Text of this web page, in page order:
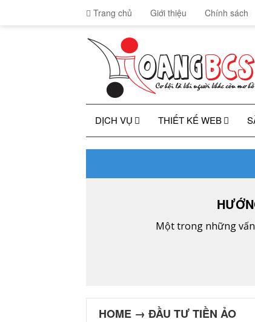
Trang chủ Giới thiệu Chính sách
DỊCH VỤ THIẾT KẾ WEB
Một trong những
HOME → ĐẦU TƯ TIỀN ẢO